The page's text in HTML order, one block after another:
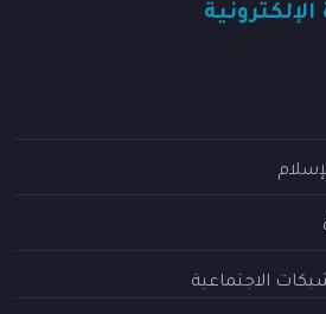
الاجتماعية